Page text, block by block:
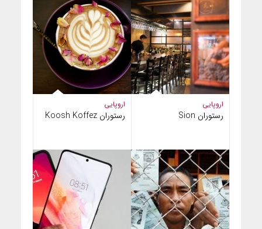
اروپایی
رستوران Koosh Koffez
اروپایی
رستوران Sion